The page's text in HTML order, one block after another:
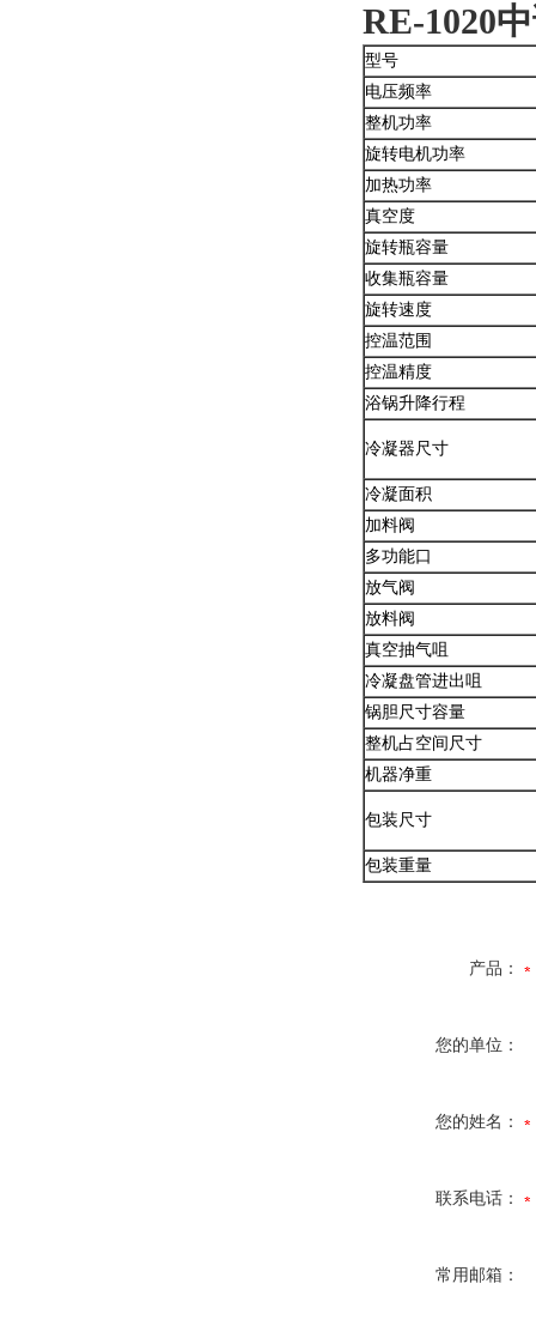
RE-1020
型号
电压频率
整机功率
旋转电机功率
加热功率
真空度
旋转瓶容量
收集瓶容量
旋转速度
控温范围
控温精度
浴锅升降行程
冷凝器尺寸
冷凝面积
加料阀
多功能口
放气阀
放料阀
真空抽气咀
冷凝盘管进出咀
锅胆尺寸容量
整机占空间尺寸
机器净重
包装尺寸
包装重量
产品：
您的单位：
您的姓名：
联系电话：
常用邮箱：